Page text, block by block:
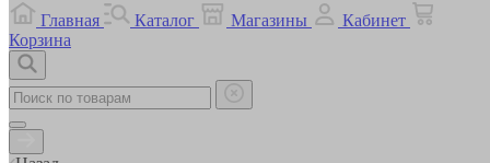
Главная
Каталог Магазины
Кабинет
Корзина